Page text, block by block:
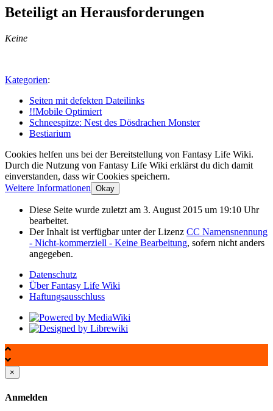
Beteiligt an Herausforderungen
Keine
Kategorien:
Seiten mit defekten Dateilinks
!!Mobile Optimiert
Schneespitze: Nest des Dösdrachen Monster
Bestiarium
Cookies helfen uns bei der Bereitstellung von Fantasy Life Wiki.
Durch die Nutzung von Fantasy Life Wiki erklärst du dich damit
einverstanden, dass wir Cookies speichern.
Weitere Informationen Okay
Diese Seite wurde zuletzt am 3. August 2015 um 19:10 Uhr
bearbeitet.
Der Inhalt ist verfügbar unter der Lizenz CC Namensnennung
- Nicht-kommerziell - Keine Bearbeitung, sofern nicht anders
angegeben.
Datenschutz
Über Fantasy Life Wiki
Haftungsausschluss
×
Anmelden